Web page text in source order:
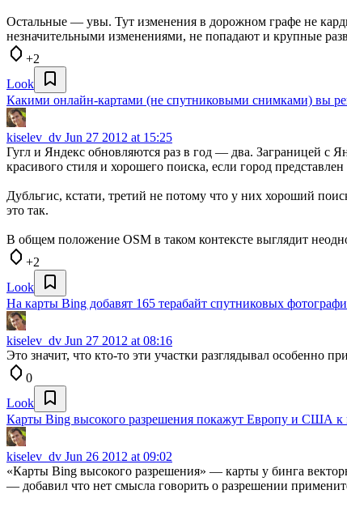
Остальные — увы. Тут изменения в дорожном графе не
незначительными изменениями, не попадают и крупные
+2
Look
Какими онлайн-картами (не спутниковыми снимками) вы
kiselev_dv Jun 27 2012 at 15:25
Гугл и Яндекс обновляются раз в год — два. Заграницей с
красивого стиля и хорошего поиска, если город
Дубльгис, кстати, третий не потому что у них хороший
это так.
В общем положение OSM в таком контексте выглядит
+2
Look
На карты Bing добавят 165 терабайт спутниковых
kiselev_dv Jun 27 2012 at 08:16
Это значит, что кто-то эти участки разглядывал особенно
0
Look
Карты Bing высокого разрешения покажут Европу и США к
kiselev_dv Jun 26 2012 at 09:02
«Карты Bing высокого разрешения» — карты у бинга
— добавил что нет смысла говорить о разрешении